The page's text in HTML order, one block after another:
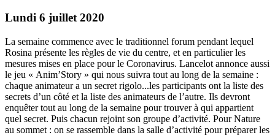
Lundi 6 juillet 2020
La semaine commence avec le traditionnel forum pendant lequel
Rosina présente les règles de vie du centre, et en particulier les
mesures mises en place pour le Coronavirus. Lancelot annonce aussi
le jeu « Anim’Story » qui nous suivra tout au long de la semaine :
chaque animateur a un secret rigolo...les participants ont la liste des
secrets d’un côté et la liste des animateurs de l’autre. Ils devront
enquêter tout au long de la semaine pour trouver à qui appartient
quel secret. Puis chacun rejoint son groupe d’activité. Pour Nature
au sommet : on se rassemble dans la salle d’activité pour préparer les